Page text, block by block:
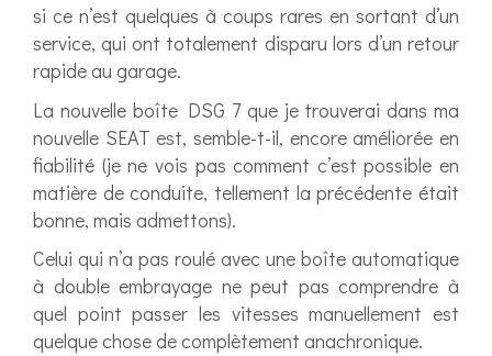
si ce n’est quelques à coups rares en sortant d’un
service, qui ont totalement disparu lors d’un retour
rapide au garage.
La nouvelle boîte DSG 7 que je trouverai dans ma
nouvelle SEAT est, semble-t-il, encore améliorée en
fiabilité (je ne vois pas comment c’est possible en
matière de conduite, tellement la précédente était
bonne, mais admettons).
Celui qui n’a pas roulé avec une boîte automatique
à double embrayage ne peut pas comprendre à
quel point passer les vitesses manuellement est
quelque chose de complètement anachronique.